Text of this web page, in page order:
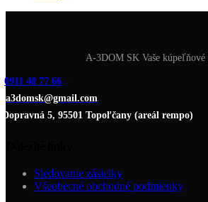
A-3DOM SK Vaše kúpeľňové
0911 40 77 66
a3domsk@gmail.com
Dopravná 5, 95501 Topoľčany (areál rempo)
Sledovanie zásielky
Všeobecné obchodné podmienky